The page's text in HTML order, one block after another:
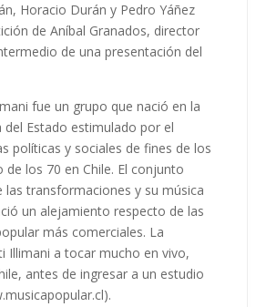
Horacio Durán y Pedro Yáñez
de Aníbal Granados, director
de una presentación del
fue un grupo que nació en la
del Estado estimulado por el
políticas y sociales de fines de los
de los 70 en Chile. El conjunto
las transformaciones y su música
un alejamiento respecto de las
más comerciales. La
Illimani a tocar mucho en vivo,
antes de ingresar a un estudio